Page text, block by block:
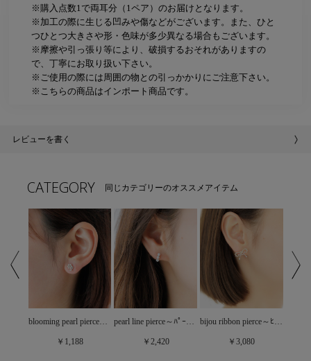
※購入点数1で両耳分（1ペア）のお届けとなります。
※加工の際に生じる凹みや傷などがございます。また、ひと
つひとつ大きさや形・色味が多少異なる場合もございます。
※摩擦や引っ張り等により、破損するおそれがありますの
で、丁寧にお取り扱い下さい。
※ご使用の際には周囲の物との引っかかりにご注意下さい。
※こちらの商品はインポート商品です。
レビューを書く
CATEGORY 同じカテゴリーのオススメアイテム
blooming pearl pierce～ﾌﾞﾙｰﾐﾝｸﾞﾊﾟｰﾙﾋﾟｱｽ
￥1,188
pearl line pierce～ﾊﾟｰﾙﾗｲﾝﾋﾟｱｽ
￥2,420
bijou ribbon pierce～ﾋﾞｼﾞｭｰﾘﾎﾞﾝﾋﾟｱｽ
￥3,080